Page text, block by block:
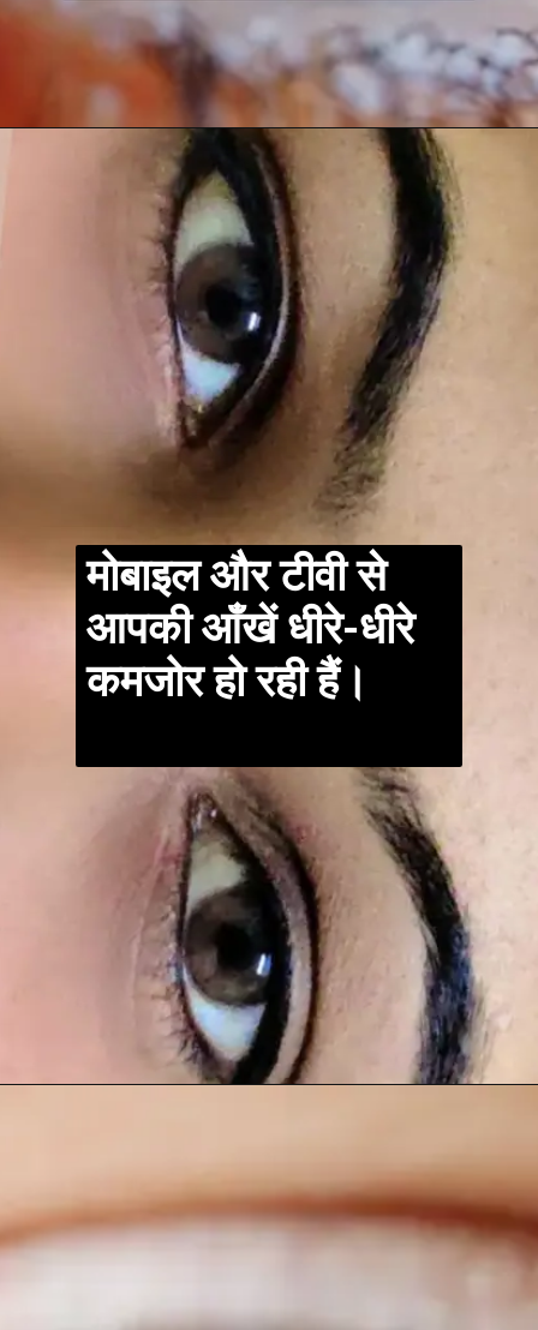
मोबाइल और टीवी से
आपकी आँखें धीरे-धीरे
कमजोर हो रही हैं।